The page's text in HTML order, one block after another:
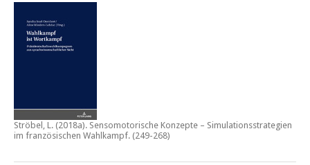
Ströbel, L. (2018a). Sensomotorische Konzepte – Simulationsstrategien
im französischen Wahlkampf. (249-268)